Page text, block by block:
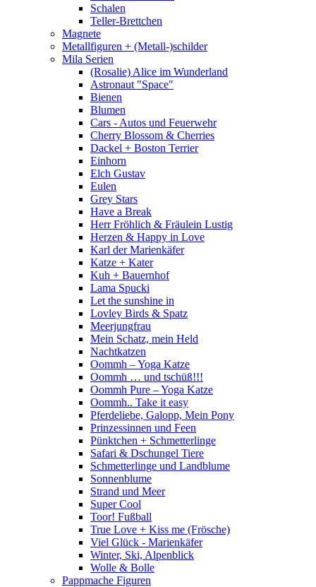
Schalen
Teller-Brettchen
Magnete
Metallfiguren + (Metall-)schilder
Mila Serien
(Rosalie) Alice im Wunderland
Astronaut "Space"
Bienen
Blumen
Cars - Autos und Feuerwehr
Cherry Blossom & Cherries
Dackel + Boston Terrier
Einhorn
Elch Gustav
Eulen
Grey Stars
Have a Break
Herr Fröhlich & Fräulein Lustig
Herzen & Happy in Love
Karl der Marienkäfer
Katze + Kater
Kuh + Bauernhof
Lama Spucki
Let the sunshine in
Lovley Birds & Spatz
Meerjungfrau
Mein Schatz, mein Held
Nachtkatzen
Oommh – Yoga Katze
Oommh … und tschüß!!!
Oommh Pure – Yoga Katze
Oommh.. Take it easy
Pferdeliebe, Galopp, Mein Pony
Prinzessinnen und Feen
Pünktchen + Schmetterlinge
Safari & Dschungel Tiere
Schmetterlinge und Landblume
Sonnenblume
Strand und Meer
Super Cool
Toor! Fußball
True Love + Kiss me (Frösche)
Viel Glück - Marienkäfer
Winter, Ski, Alpenblick
Wolle & Bolle
Pappmache Figuren